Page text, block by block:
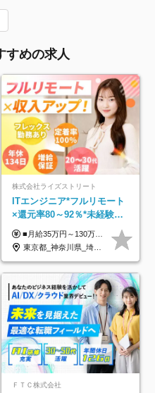
すめの求人
株式会社ライズストリート
ITエンジニア*フルリモート
×還元率80～92％*未経験歓
迎*年休134日*月給35万～*
定着率100%
■月給35万円～130万円＋賞与年2回＋各種手当 ※システムエンジニアの経験をお持ちの方は月給41万円以上＋賞与年2回（108万円～）＋手当 ■単価（年収）アップのチャンスは最大年12回 ※残業代は1分単位で100％全額支給。サービス残業などは一切ありません ※試用期間6ヵ月（試用期間中の待遇・給与に差はありません）
東京都_神奈川県_埼玉県_千葉県_大阪府_愛知県_北海道_青森県_岩手県_宮城県_秋田県_山形県_福島県_茨城県_栃木県_群馬県_新潟県_山梨県_長野県_富山県_石川県_福井県_静岡県_岐阜県_三重県_兵庫県_京都府_滋賀県_奈良県_和歌山県_広島県_岡山県_鳥取県_島根県_山口県_徳島県_香川県_愛媛県_高知県_福岡県_熊本県_佐賀県_長崎県_大分県_宮崎県_鹿児島県_沖縄県
ＦＴＣ株式会社